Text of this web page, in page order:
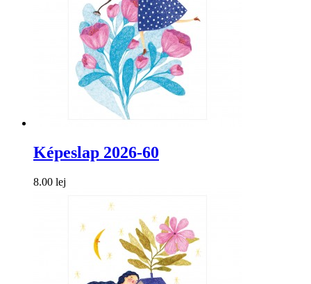
Képeslap 2026-60
8.00 lej